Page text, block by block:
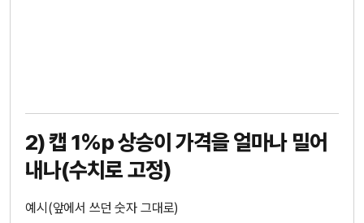
2) 캡 1%p 상승이 가격을 얼마나 밀어
내나(수치로 고정)
예시(앞에서 쓰던 숫자 그대로)